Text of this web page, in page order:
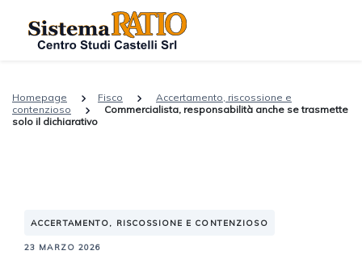
Homepage Fisco
Accertamento, riscossione e
contenzioso
Commercialista, responsabilità anche se trasmette
solo il dichiarativo
ACCERTAMENTO, RISCOSSIONE E CONTENZIOSO
23 MARZO 2026